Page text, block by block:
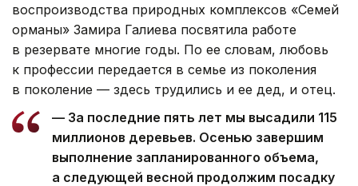
воспроизводства природных комплексов «Семей
орманы» Замира Галиева посвятила работе
в резервате многие годы. По ее словам, любовь
к профессии передается в семье из поколения
в поколение — здесь трудились и ее дед, и отец.
— За последние пять лет мы высадили 115
миллионов деревьев. Осенью завершим
выполнение запланированного объема,
а следующей весной продолжим посадку